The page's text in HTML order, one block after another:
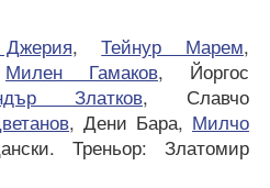
,Тейнур Марем,
Милен Гамаков, Йоргос
Златков, Славчо
, Дени Бара, Милчо
Треньор: Златомир